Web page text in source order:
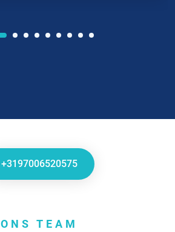
+3197006520575
ONS TEAM